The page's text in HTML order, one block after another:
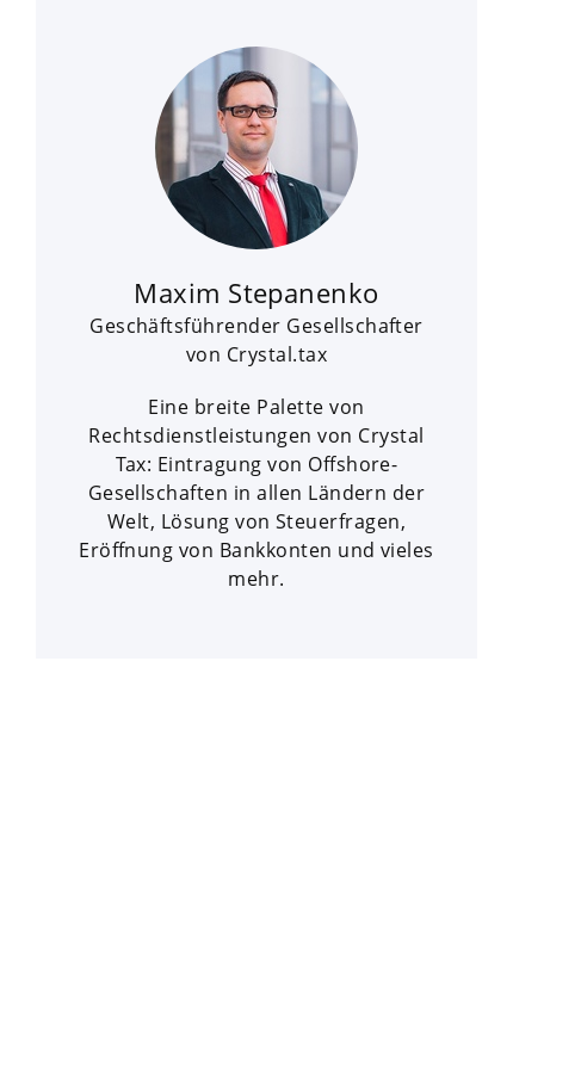
Maxim Stepanenko
Geschäftsführender Gesellschafter
von Crystal.tax
Eine breite Palette von
Rechtsdienstleistungen von Crystal
Tax: Eintragung von Offshore-
Gesellschaften in allen Ländern der
Welt, Lösung von Steuerfragen,
Eröffnung von Bankkonten und vieles
mehr.